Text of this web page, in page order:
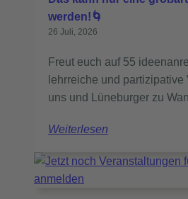
werden!🌀
26 Juli, 2026
Freut euch auf 55
lehrreiche und
uns und Lüneburger zu
Weiterlesen